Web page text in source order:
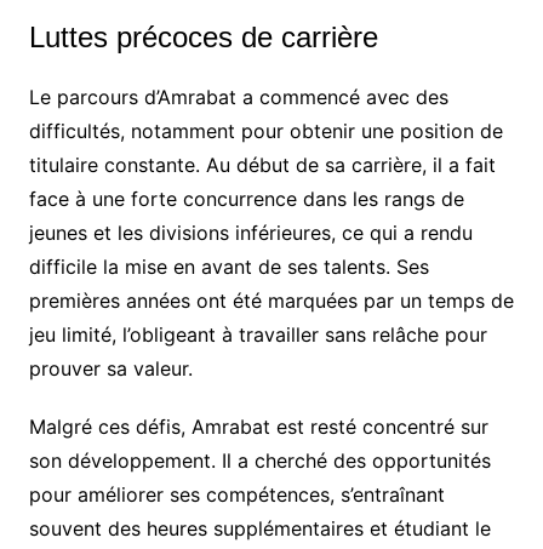
Luttes précoces de carrière
Le parcours d’Amrabat a commencé avec des
difficultés, notamment pour obtenir une position de
titulaire constante. Au début de sa carrière, il a fait
face à une forte concurrence dans les rangs de
jeunes et les divisions inférieures, ce qui a rendu
difficile la mise en avant de ses talents. Ses
premières années ont été marquées par un temps de
jeu limité, l’obligeant à travailler sans relâche pour
prouver sa valeur.
Malgré ces défis, Amrabat est resté concentré sur
son développement. Il a cherché des opportunités
pour améliorer ses compétences, s’entraînant
souvent des heures supplémentaires et étudiant le